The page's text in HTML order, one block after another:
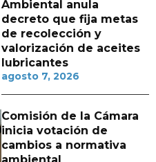
Ambiental anula
decreto que fija metas
de recolección y
valorización de aceites
lubricantes
agosto 7, 2026
Comisión de la Cámara
inicia votación de
cambios a normativa